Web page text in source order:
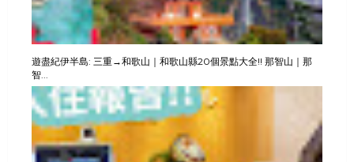
遊盡紀伊半島: 三重→和歌山｜和歌山縣20個景點大全!! 那智山｜那
智...